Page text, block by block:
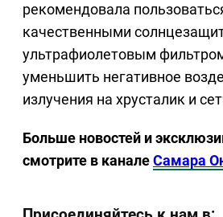
рекомендовала
качественными
ультрафиолетовым
уменьшить негативное
излучения на хрусталик и
Больше новостей и
смотрите в каналеСамара